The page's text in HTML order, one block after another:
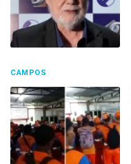
CAMPOS